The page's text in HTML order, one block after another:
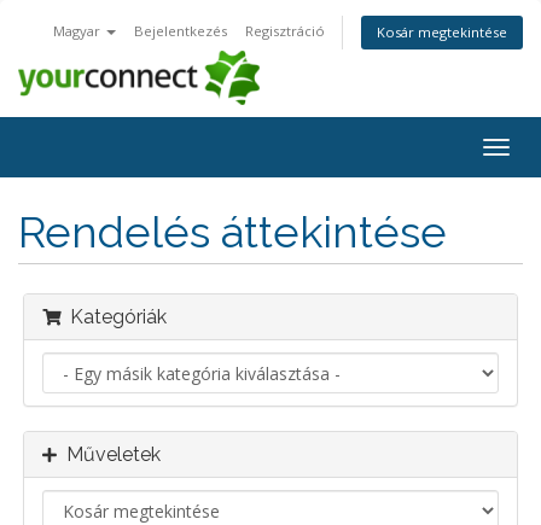
Magyar Bejelentkezés Regisztráció Kosár megtekintése
a
Rendelés áttekintése
Kategóriák
Műveletek